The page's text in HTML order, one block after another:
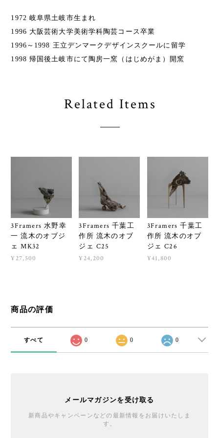
1972 岐阜県土岐市生まれ
1996 大阪芸術大学美術学科陶芸コース卒業
1996～1998 王立デンマークデザインスクールに留学
1998 帰国後土岐市にて陶房一窯（はじめがま）開窯
Related Items
3Framers 水野幸
一 流木のオブジ
ェ MK32
¥27,500
3Framers 千葉工
作所 流木のオブ
ジェ C25
¥24,200
3Framers 千葉工
作所 流木のオブ
ジェ C26
¥41,800
商品の評価
すべて 0 0 0
メールマガジンを受け取る
新商品やキャンペーンなどの最新情報をお届けいたしま
す。